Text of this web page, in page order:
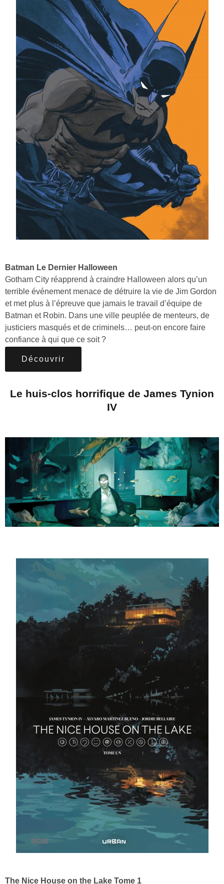
Batman Le Dernier Halloween
Gotham City réapprend à craindre Halloween alors qu’un
terrible événement menace de détruire la vie de Jim Gordon
et met plus à l’épreuve que jamais le travail d’équipe de
Batman et Robin. Dans une ville peuplée de menteurs, de
justiciers masqués et de criminels… peut-on encore faire
confiance à qui que ce soit ?
Découvrir
Le huis-clos horrifique de James Tynion
IV
The Nice House on the Lake Tome 1